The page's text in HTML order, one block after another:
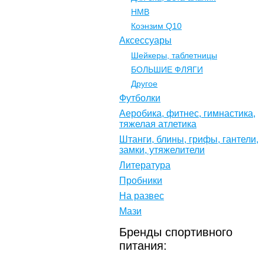
НМВ
Коэнзим Q10
Аксессуары
Шейкеры, таблетницы
БОЛЬШИЕ ФЛЯГИ
Другое
Футболки
Аеробика, фитнес, гимнастика,
тяжелая атлетика
Штанги, блины, грифы, гантели,
замки, утяжелители
Литература
Пробники
На развес
Мази
Бренды спортивного
питания: